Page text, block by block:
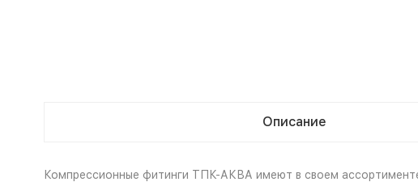
Описание
Компрессионные фитинги ТПК-АКВА имеют в своем